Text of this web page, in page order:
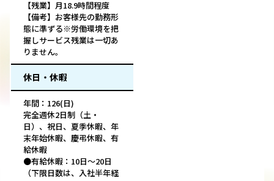
【残業】月18.9時間程度
【備考】お客様先の勤務形
態に準ずる※労働環境を把
握しサービス残業は一切あ
りません。
休日・休暇
年間：126(日)
完全週休2日制（土・
日）、祝日、夏季休暇、年
末年始休暇、慶弔休暇、有
給休暇
●有給休暇：10日～20日
（下限日数は、入社半年経